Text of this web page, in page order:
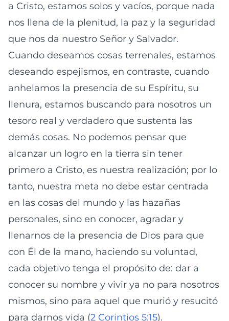
a Cristo, estamos solos y vacíos, porque nada
nos llena de la plenitud, la paz y la seguridad
que nos da nuestro Señor y Salvador.
Cuando deseamos cosas terrenales, estamos
deseando espejismos, en contraste, cuando
anhelamos la presencia de su Espíritu, su
llenura, estamos buscando para nosotros un
tesoro real y verdadero que sustenta las
demás cosas. No podemos pensar que
alcanzar un logro en la tierra sin tener
primero a Cristo, es nuestra realización; por lo
tanto, nuestra meta no debe estar centrada
en las cosas del mundo y las hazañas
personales, sino en conocer, agradar y
llenarnos de la presencia de Dios para que
con Él de la mano, haciendo su voluntad,
cada objetivo tenga el propósito de: dar a
conocer su nombre y vivir ya no para nosotros
mismos, sino para aquel que murió y resucitó
para darnos vida (2 Corintios 5:15).